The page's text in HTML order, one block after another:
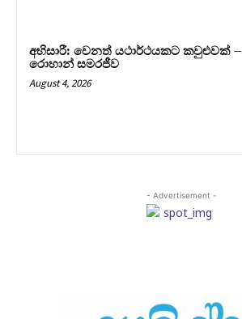
අභිසාරී: වෙනත් යථාර්ථයකට කවුළුවක් –
රොහාන් සමරජීව
August 4, 2026
- Advertisement -